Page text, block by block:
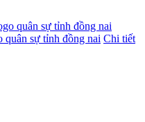
quân sự tỉnh đồng nai Chi tiết